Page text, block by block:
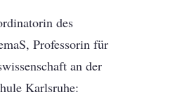
des
Professorin für
an der
Karlsruhe: